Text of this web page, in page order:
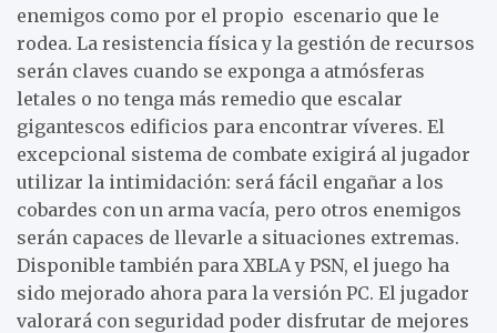
enemigos como por el propio escenario que le
rodea. La resistencia física y la gestión de recursos
serán claves cuando se exponga a atmósferas
letales o no tenga más remedio que escalar
gigantescos edificios para encontrar víveres. El
excepcional sistema de combate exigirá al jugador
utilizar la intimidación: será fácil engañar a los
cobardes con un arma vacía, pero otros enemigos
serán capaces de llevarle a situaciones extremas.
Disponible también para XBLA y PSN, el juego ha
sido mejorado ahora para la versión PC. El jugador
valorará con seguridad poder disfrutar de mejores